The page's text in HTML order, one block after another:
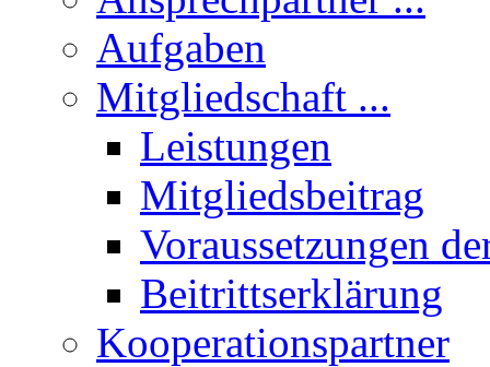
Aufgaben
Mitgliedschaft ...
Leistungen
Mitgliedsbeitrag
Voraussetzungen
Beitrittserklärung
Kooperationspartner